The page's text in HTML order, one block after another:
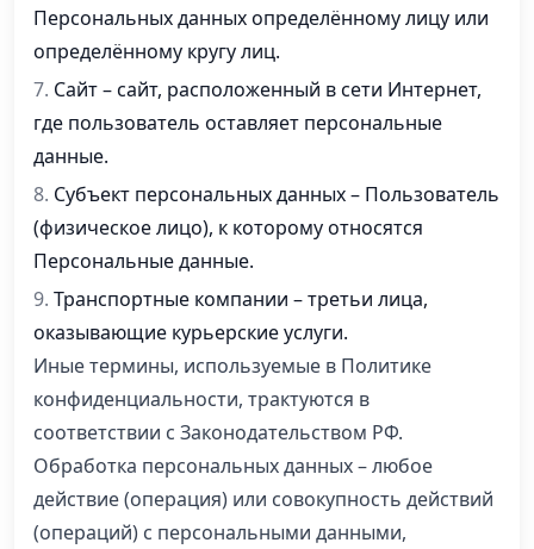
Персональных данных определённому лицу или
определённому кругу лиц.
Сайт – сайт, расположенный в сети Интернет,
где пользователь оставляет персональные
данные.
Субъект персональных данных – Пользователь
(физическое лицо), к которому относятся
Персональные данные.
Транспортные компании – третьи лица,
оказывающие курьерские услуги.
Иные термины, используемые в Политике
конфиденциальности, трактуются в
соответствии с Законодательством РФ.
Обработка персональных данных – любое
действие (операция) или совокупность действий
(операций) с персональными данными,